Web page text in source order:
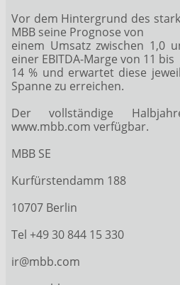
Vor dem Hintergrund des
MBB seine Prognose von
einem Umsatz zwischen 1,0
einer EBITDA-Marge von 11 bis
14 % und erwartet diese
Spanne zu erreichen.
Der vollständige
www.mbb.com verfügbar.
MBB SE
Kurfürstendamm 188
10707 Berlin
Tel +49 30 844 15 330
ir@mbb.com